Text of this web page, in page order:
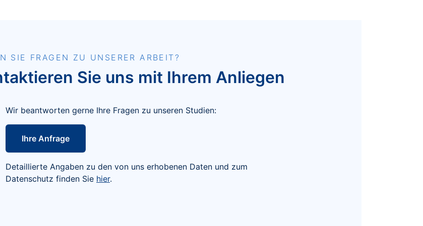
SIE FRAGEN ZU UNSERER ARBEIT?
Sie uns mit Ihrem Anliegen
Wir beantworten gerne Ihre Fragen zu unseren Studien:
Ihre Anfrage
Detaillierte Angaben zu den von uns erhobenen Daten und zum
Datenschutz finden Sie hier.